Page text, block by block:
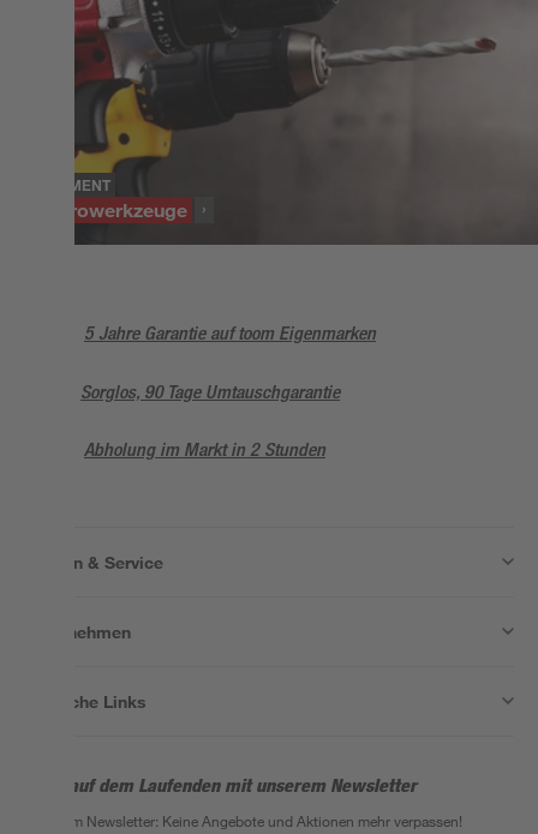
SORTIMENT
Elektrowerkzeuge
5 Jahre Garantie auf toom Eigenmarken
Sorglos, 90 Tage Umtauschgarantie
Abholung im Markt in 2 Stunden
Wissen & Service
Unternehmen
Nützliche Links
Bleib auf dem Laufenden mit unserem Newsletter
Der toom Newsletter: Keine Angebote und Aktionen mehr verpassen!